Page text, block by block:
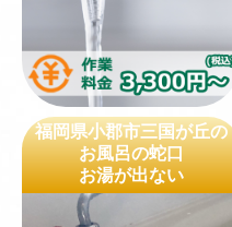
福岡県小郡市三国が丘の
お風呂の蛇口
お湯が出ない